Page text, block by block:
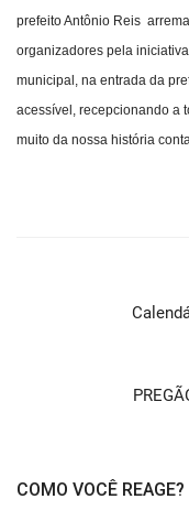
prefeito Antônio Reis
organizadores pela
municipal, na entrada da
acessível, recepcionando a
muito da nossa história
COMO VOCÊ REAGE?